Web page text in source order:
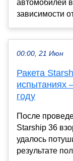
автомобилей
зависимости
00:00, 21 Июн
Ракета
испытаниях
году
После
Starship 36
удалось
результате